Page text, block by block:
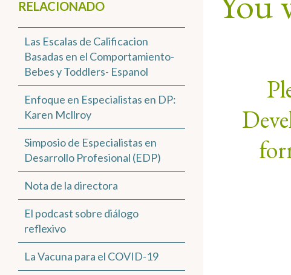
RELACIONADO
Las Escalas de Calificacion
Basadas en el Comportamiento-
Bebes y Toddlers- Espanol
Enfoque en Especialistas en DP:
Karen Mcllroy
Simposio de Especialistas en
Desarrollo Profesional (EDP)
Nota de la directora
El podcast sobre diálogo
reflexivo
La Vacuna para el COVID-19